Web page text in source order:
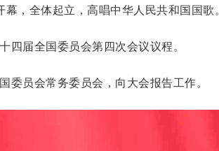
，全体起立，高唱中华人民共和国国歌。
四届全国委员会第四次会议议程。
委员会常务委员会，向大会报告工作。